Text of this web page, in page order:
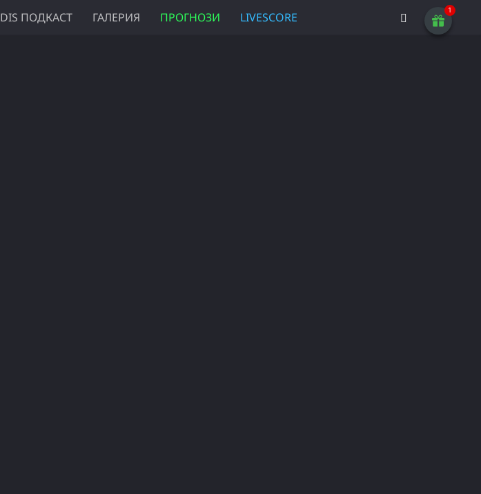
DIS ПОДКАСТ ГАЛЕРИЯ ПРОГНОЗИ LIVESCORE